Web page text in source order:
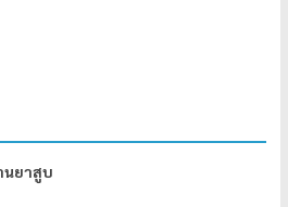
นยาสูบ